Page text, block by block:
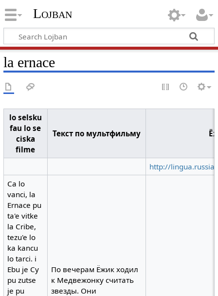
Lojban
la ernace
lo selsku
fau lo se
ciska
filme
Текст по мультфильму
http://
Ca lo
vanci, la
Ernace pu
ta'e vitke
la Cribe,
tezu'e lo
ka kancu
lo tarci. i
Ebu je Cy
pu zutse
je pu
По вечерам Ёжик ходил
к Медвежонку считать
звезды. Они